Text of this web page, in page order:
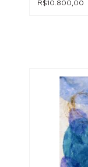
R$10.800,00